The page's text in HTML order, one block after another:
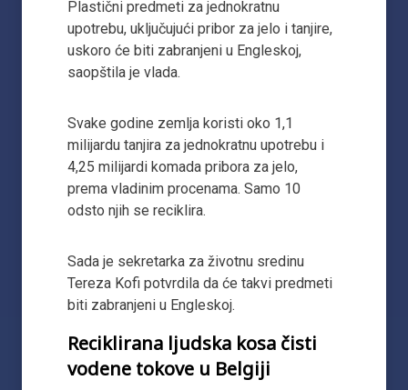
Plastični predmeti za jednokratnu
upotrebu, uključujući pribor za jelo i tanjire,
uskoro će biti zabranjeni u Engleskoj,
saopštila je vlada.
Svake godine zemlja koristi oko 1,1
milijardu tanjira za jednokratnu upotrebu i
4,25 milijardi komada pribora za jelo,
prema vladinim procenama. Samo 10
odsto njih se reciklira.
Sada je sekretarka za životnu sredinu
Tereza ​​Kofi potvrdila da će takvi predmeti
biti zabranjeni u Engleskoj.
Reciklirana ljudska kosa čisti
vodene tokove u Belgiji